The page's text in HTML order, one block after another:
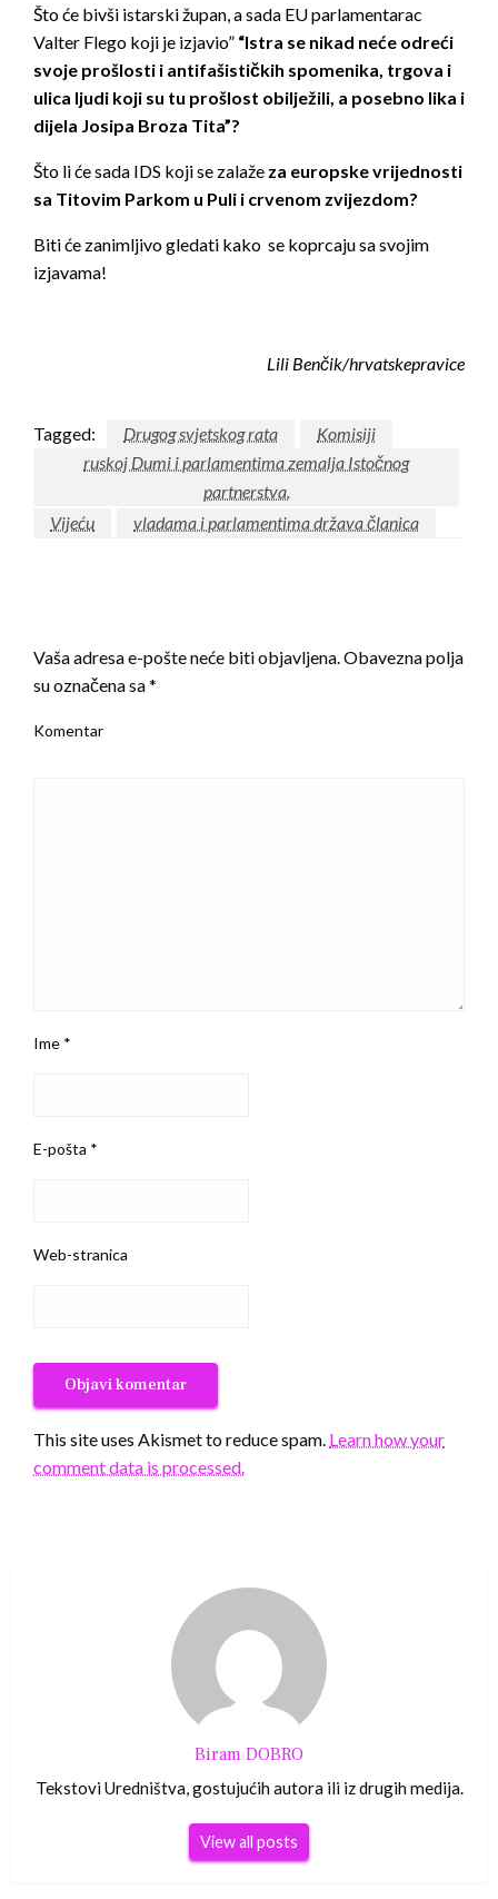
Što će bivši istarski župan, a sada EU parlamentarac
Valter Flego koji je izjavio” “Istra se nikad neće odreći
svoje prošlosti i antifašističkih spomenika, trgova i
ulica ljudi koji su tu prošlost obilježili, a posebno lika i
dijela Josipa Broza Tita”?
Što li će sada IDS koji se zalaže za europske vrijednosti
sa Titovim Parkom u Puli i crvenom zvijezdom?
Biti će zanimljivo gledati kako se koprcaju sa svojim
izjavama!
Lili Benčik/hrvatskepravice
Tagged: Drugog svjetskog rata
Komisiji
ruskoj Dumi i parlamentima zemalja Istočnog
partnerstva.
Vijeću
vladama i parlamentima država članica
Vaša adresa e-pošte neće biti objavljena. Obavezna polja
su označena sa*
Komentar
Ime *
E-pošta *
Web-stranica
This site uses Akismet to reduce spam. Learn how your
comment data is processed.
Biram DOBRO
Tekstovi Uredništva, gostujućih autora ili iz drugih medija.
View all posts